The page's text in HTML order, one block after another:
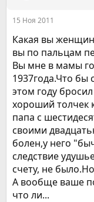
15 Ноя 2011
Какая вы
вы по пальцам
Вы мне в мамы
1937года.Что бы
этом году
хороший толчек
папа с
своими
болен,у него
следствие
счету, не
А вообще ваше
что ли...